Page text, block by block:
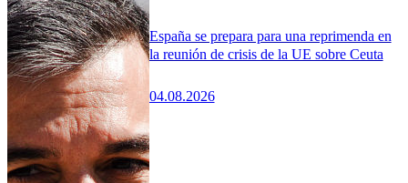
España se prepara para una reprimenda en
la reunión de crisis de la UE sobre Ceuta
04.08.2026